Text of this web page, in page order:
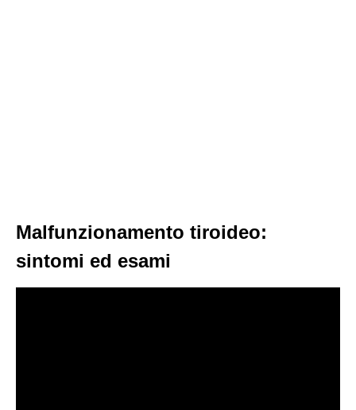
Malfunzionamento tiroideo:
sintomi ed esami